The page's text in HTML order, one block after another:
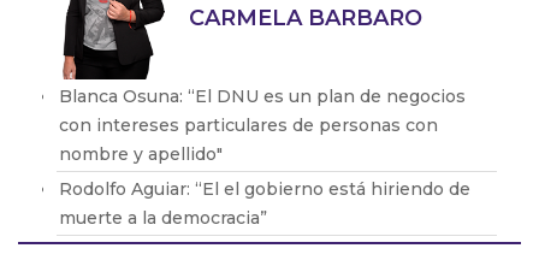
CARMELA BARBARO
Blanca Osuna: “El DNU es un plan de negocios
con intereses particulares de personas con
nombre y apellido"
Rodolfo Aguiar: “El el gobierno está hiriendo de
muerte a la democracia”